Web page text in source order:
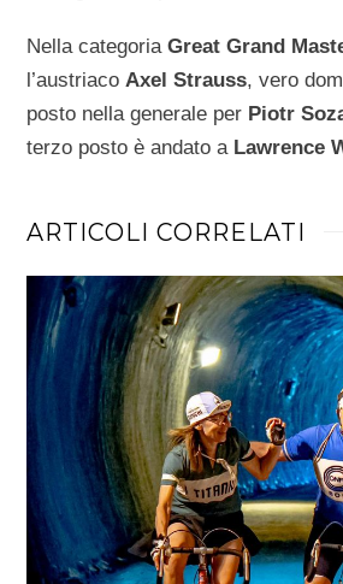
Nella categoriaGreat Grand
l’austriacoAxel Strauss, vero
posto nella generale per Piotr
terzo posto è andato a Lawrence
ARTICOLI CORRELATI